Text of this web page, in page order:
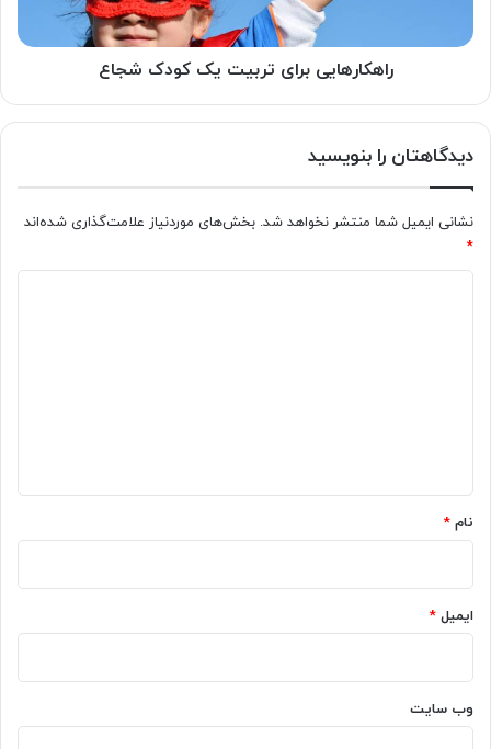
راهکارهایی برای تربیت یک کودک شجاع
دیدگاهتان را بنویسید
نشانی ایمیل شما منتشر نخواهد شد. بخش‌های موردنیاز علامت‌گذاری شده‌اند
*
نام *
ایمیل *
وب‌ سایت